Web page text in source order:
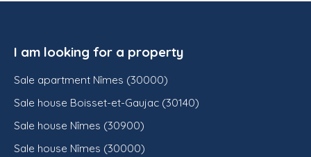
I am looking for a property
Sale apartment Nîmes (30000)
Sale house Boisset-et-Gaujac (30140)
Sale house Nîmes (30900)
Sale house Nîmes (30000)